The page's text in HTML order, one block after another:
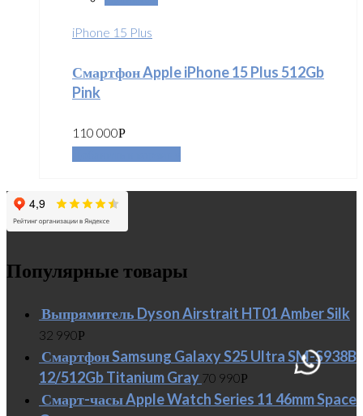
iPhone 15 Plus
Смартфон Apple iPhone 15 Plus 512Gb
Pink
110 000Р
Популярные товары
Выпрямитель Dyson Airstrait HT01 Amber Silk
32 990Р
Смартфон Samsung Galaxy S25 Ultra SM-S938B
12/512Gb Titanium Gray 70 990Р
Смарт-часы Apple Watch Series 11 46mm Space